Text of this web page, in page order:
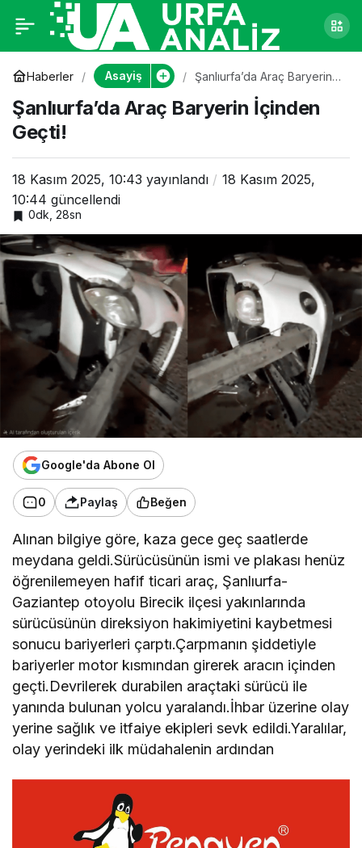
Haberler Asayiş
Şanlıurfa’da Araç Baryerin
Şanlıurfa’da Araç Baryerin İçinden
Geçti!
18 Kasım 2025, 10:43 yayınlandı
18 Kasım 2025,
10:44 güncellendi
0dk, 28sn
Google'da Abone Ol
0 Paylaş Beğen
Alınan bilgiye göre, kaza gece geç saatlerde
meydana geldi.Sürücüsünün ismi ve plakası henüz
öğrenilemeyen hafif ticari araç, Şanlıurfa-
Gaziantep otoyolu Birecik ilçesi yakınlarında
sürücüsünün direksiyon hakimiyetini kaybetmesi
sonucu bariyerleri çarptı.Çarpmanın şiddetiyle
bariyerler motor kısmından girerek aracın içinden
geçti.Devrilerek durabilen araçtaki sürücü ile
yanında bulunan yolcu yaralandı.İhbar üzerine olay
yerine sağlık ve itfaiye ekipleri sevk edildi.Yaralılar,
olay yerindeki ilk müdahalenin ardından
Şanlıurfa’da Araç
Baryerin İçinden
Geçti!
0